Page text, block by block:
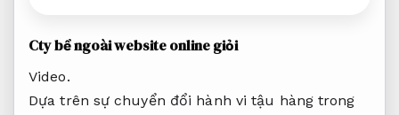
Cty bề ngoài website online giỏi
Video.
Dựa trên sự chuyển đổi hành vi tậu hàng trong